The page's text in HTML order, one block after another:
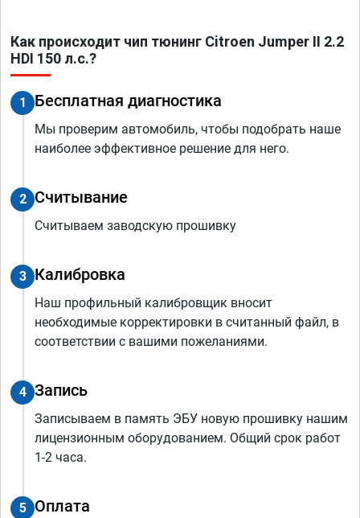
Как происходит чип тюнинг Citroen Jumper II 2.2
HDI 150 л.с.?
1 Бесплатная диагностика
Мы проверим автомобиль, чтобы подобрать наше
наиболее эффективное решение для него.
2 Считывание
Считываем заводскую прошивку
3 Калибровка
Наш профильный калибровщик вносит
необходимые корректировки в считанный файл, в
соответствии с вашими пожеланиями.
4 Запись
Записываем в память ЭБУ новую прошивку нашим
лицензионным оборудованием. Общий срок работ
1-2 часа.
5 Оплата